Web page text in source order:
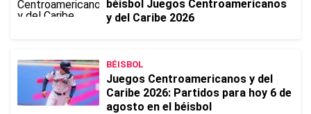
béisbol Juegos Centroamericanos
y del Caribe 2026
BÉISBOL
Juegos Centroamericanos y del
Caribe 2026: Partidos para hoy 6 de
agosto en el béisbol